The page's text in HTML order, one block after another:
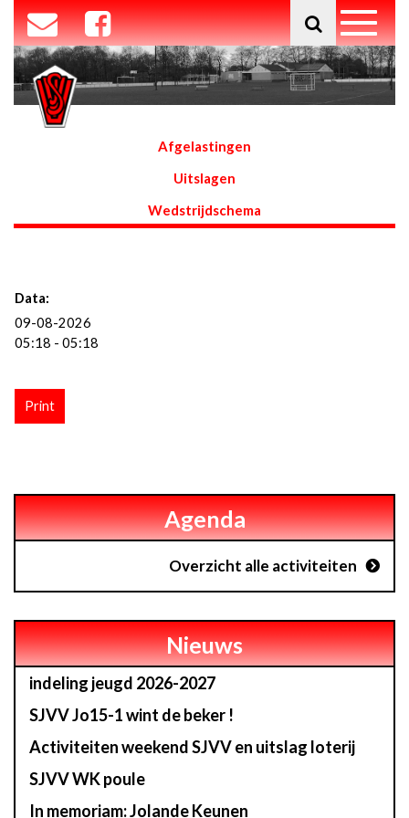
Afgelastingen
Uitslagen
Wedstrijdschema
Data:
09-08-2026
05:18 - 05:18
Print
Agenda
Overzicht alle activiteiten
Nieuws
indeling jeugd 2026-2027
SJVV Jo15-1 wint de beker !
Activiteiten weekend SJVV en uitslag loterij
SJVV WK poule
In memoriam: Jolande Keunen